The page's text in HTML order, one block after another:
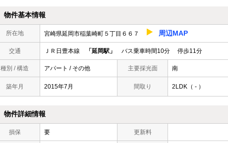
物件基本情報
所在地 宮崎県延岡市稲葉崎町５丁目６６７ 周辺MAP
交通 ＪＲ日豊本線 「延岡駅」 バス乗車時間10分 停歩11分
種別 / 構造 アパート / その他 主要採光面 南
築年月 2015年7月 間取り 2LDK（ - ）
物件詳細情報
損保 要 更新料